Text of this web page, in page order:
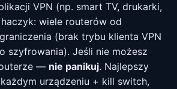
VPN (np. smart TV, drukarki,
wiele routerów od
(brak trybu klienta VPN
szyfrowania). Jeśli nie możesz
— nie panikuj. Najlepszy
urządzeniu + kill switch,